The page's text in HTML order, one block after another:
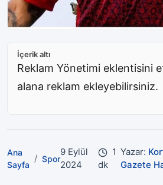
İçerik altı
Reklam Yönetimi eklentisini
alana reklam ekleyebilirsiniz.
Ana
Sayfa
/ Spor
9 Eylül
2024
1
dk
Yazar:
Gazete